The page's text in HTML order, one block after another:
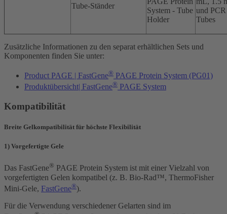
Tube-Ständer
und PCR
Tubes
Zusätzliche Informationen zu den separat erhältlichen Sets und
Komponenten finden Sie unter:
Product PAGE | FastGene® PAGE Protein System (PG01)
Produktübersicht| FastGene® PAGE System
Kompatibilität
Breite Gelkompatibilität für höchste Flexibilität
1) Vorgefertigte Gele
Das FastGene® PAGE Protein System ist mit einer Vielzahl von
vorgefertigten Gelen kompatibel (z. B. Bio-Rad™, ThermoFisher
Mini-Gele, FastGene®).
Für die Verwendung verschiedener Gelarten sind im